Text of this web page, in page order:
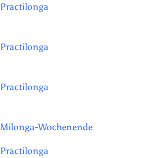
Practilonga
Practilonga
Practilonga
Milonga-Wochenende
Practilonga